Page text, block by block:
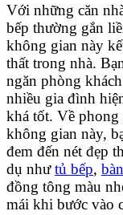
Với những căn
bếp thường gắn
không gian này
thất trong nhà.
ngăn phòng
nhiều gia đình
khá tốt. Về phong
không gian này,
đem đến nét đẹp
dụ nhưtủ bếp,
đồng tông màu
mái khi bước vào